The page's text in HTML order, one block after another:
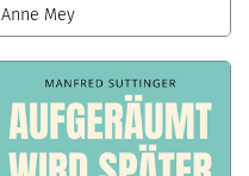
Anne Mey